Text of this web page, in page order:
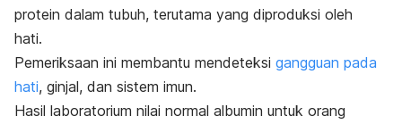
protein dalam tubuh, terutama yang diproduksi oleh
hati.
Pemeriksaan ini membantu mendeteksi gangguan pada
hati, ginjal, dan sistem imun.
Hasil laboratorium nilai normal albumin untuk orang